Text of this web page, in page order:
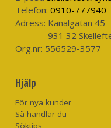
Telefon: 0910-777940
Adress: Kanalgatan 45
931 32
Org.nr: 556529-3577
Hjälp
För nya kunder
Så handlar du
Söktips